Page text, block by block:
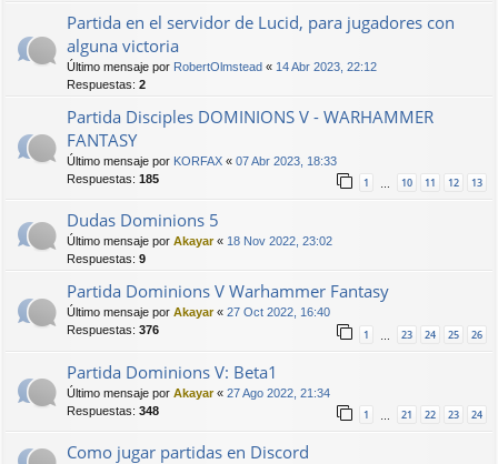
Partida en el servidor de Lucid, para jugadores con
alguna victoria
Último mensaje por RobertOlmstead « 14 Abr 2023, 22:12
Respuestas: 2
Partida Disciples DOMINIONS V - WARHAMMER
FANTASY
Último mensaje por KORFAX « 07 Abr 2023, 18:33
Respuestas: 185 1 … 10 11 12 13
Dudas Dominions 5
Último mensaje por Akayar« 18 Nov 2022, 23:02
Respuestas: 9
Partida Dominions V Warhammer Fantasy
Último mensaje por Akayar« 27 Oct 2022, 16:40
Respuestas: 376 1 23 24 25 26
Partida Dominions V: Beta1
Último mensaje por Akayar« 27 Ago 2022, 21:34
Respuestas: 348 1 21 22 23 24
Como jugar partidas en Discord